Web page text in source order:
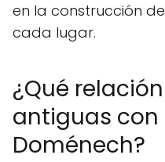
en la construcción
cada lugar.
¿Qué
antiguas con
Doménech?